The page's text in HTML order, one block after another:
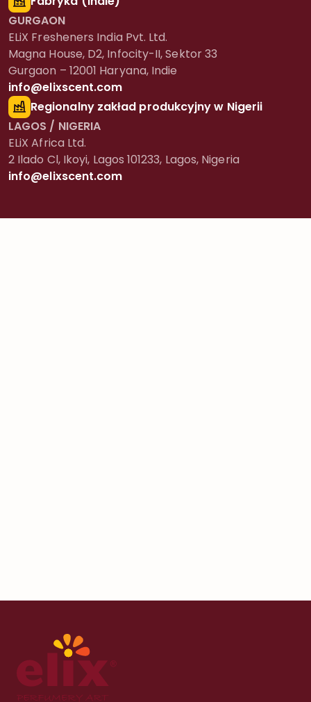
GURGAON
ELiX Fresheners India Pvt. Ltd.
Magna House, D2, Infocity-II, Sektor 33
Gurgaon – 12001 Haryana, Indie
info@elixscent.com
Regionalny zakład produkcyjny w Nigerii
LAGOS / NIGERIA
ELiX Africa Ltd.
2 Ilado Cl, Ikoyi, Lagos 101233, Lagos, Nigeria
info@elixscent.com